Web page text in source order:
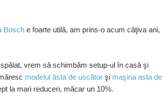
Bosche foarte utilă, am prins-o acum câţiva ani,
vrem să schimbăm setup-ul în casă şi
modelul ăsta de uscătorşi maşina asta de
la mari reduceri, măcar un 10%.